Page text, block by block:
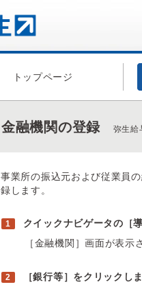
トップページ
金融機関の登録 弥生給
事業所の振込元および従業員
録します。
クイックナビゲータの［
［金融機関］画面が表示
［銀行等］をクリックしま